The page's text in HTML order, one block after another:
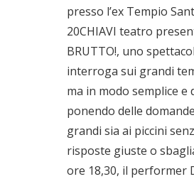
presso l’ex Tempio
20CHIAVI teatro
BRUTTO!, uno
interroga sui grandi
ma in modo semplice e
ponendo delle
grandi sia ai piccini
risposte giuste o
ore 18,30, il performer